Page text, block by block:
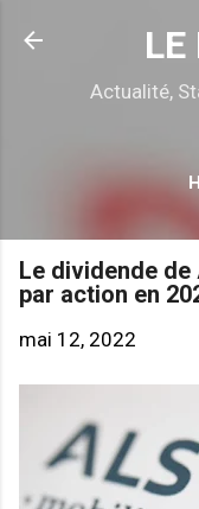
LE
Actualité,
Le dividende
par action en
mai 12, 2022